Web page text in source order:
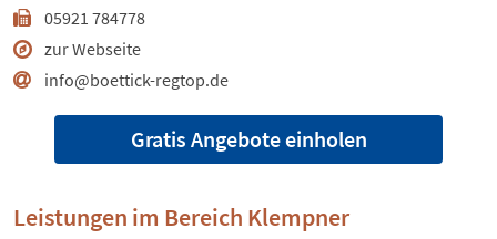
05921 784778
zur Webseite
info@boettick-regtop.de
Gratis Angebote einholen
Leistungen im Bereich Klempner